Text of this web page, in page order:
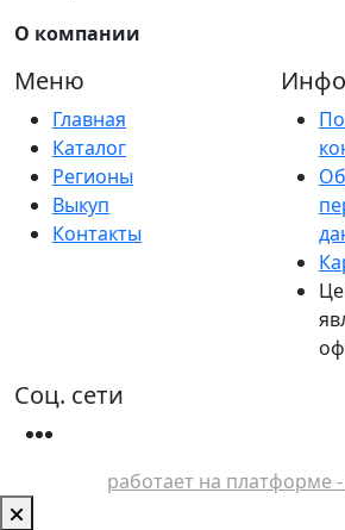
О компании
Меню
Главная
Каталог
Регионы
Выкуп
Контакты
Соц. сети
работает на платформе